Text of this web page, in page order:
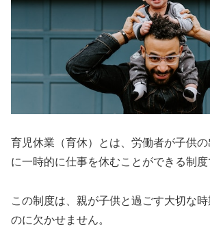
育児休業（育休）とは、労働者が子供
に一時的に仕事を休むことができる制度
この制度は、親が子供と過ごす大切な
のに欠かせません。